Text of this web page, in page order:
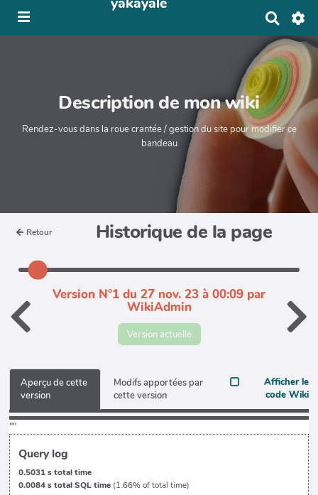
c
h
e
r
c
h
e
Description de mon wiki
Rendez-vous dans la roue crantée / gestion du site pour modifier ce
bandeau
Retour Historique de la page
Version N°1 du 27 nov. 23 à 00:09 par
WikiAdmin
Version actuelle
Aperçu de cette
version
Modifs apportées par
cette version
Afficher le
code Wiki